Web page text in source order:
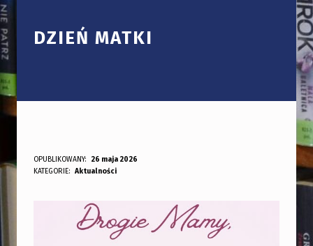
DZIEŃ MATKI
D
OPUBLIKOWANY: 26 maja 2026
DODANY PRZEZ:
KATEGORIE: Aktualności